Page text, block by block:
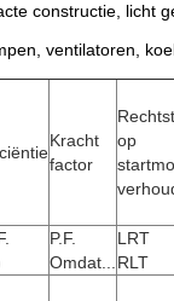
constructie, licht
ventilatoren,
Kracht
factor
op
P.F.
Omdat...
LRT
RLT